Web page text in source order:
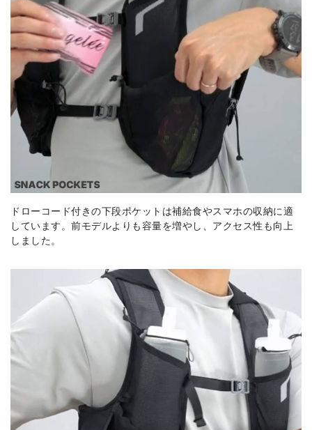
ドローコード付きの下段ポケットは補給食やスマホの収納に適
しています。前モデルよりも容量を増やし、アクセス性も向上
しました。